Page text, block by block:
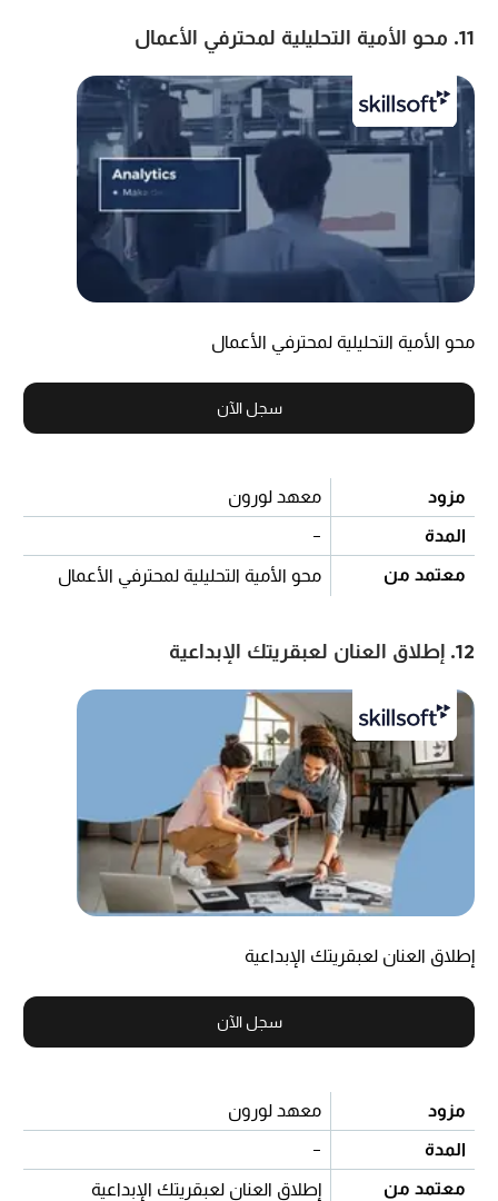
11. محو الأمية التحليلية لمحترفي الأعمال
محو الأمية التحليلية لمحترفي الأعمال
سجل الآن
مزود
معهد لورون
المدة
-
معتمد من
محو الأمية التحليلية لمحترفي الأعمال
12. إطلاق العنان لعبقريتك الإبداعية
إطلاق العنان لعبقريتك الإبداعية
سجل الآن
مزود
معهد لورون
المدة
-
معتمد من
إطلاق العنان لعبقريتك الإبداعية